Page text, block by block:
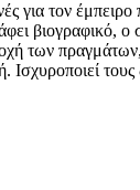
τον
ο
των